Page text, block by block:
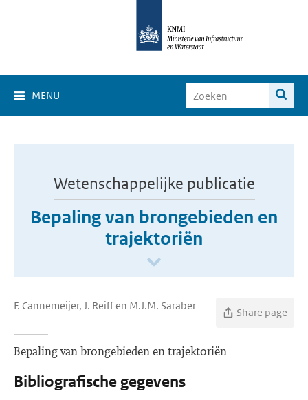
MENU
Wetenschappelijke publicatie
Bepaling van brongebieden en
trajektoriën
F. Cannemeijer, J. Reiff en M.J.M. Saraber
Share page
Bepaling van brongebieden en trajektoriën
Bibliografische gegevens